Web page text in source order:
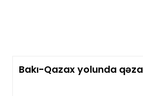
Bakı-Qazax yolunda